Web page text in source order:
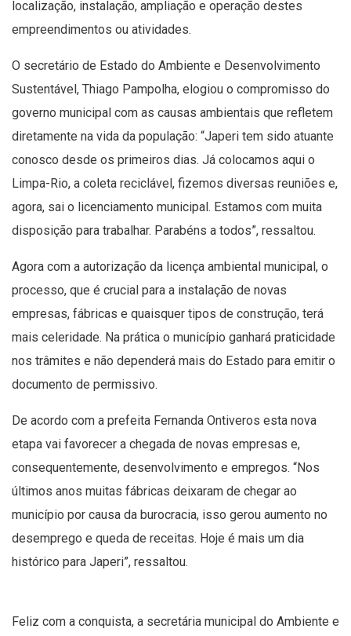
localização, instalação, ampliação e operação destes
empreendimentos ou atividades.
O secretário de Estado do Ambiente e Desenvolvimento
Sustentável, Thiago Pampolha, elogiou o compromisso do
governo municipal com as causas ambientais que refletem
diretamente na vida da população: “Japeri tem sido atuante
conosco desde os primeiros dias. Já colocamos aqui o
Limpa-Rio, a coleta reciclável, fizemos diversas reuniões e,
agora, sai o licenciamento municipal. Estamos com muita
disposição para trabalhar. Parabéns a todos”, ressaltou.
Agora com a autorização da licença ambiental municipal, o
processo, que é crucial para a instalação de novas
empresas, fábricas e quaisquer tipos de construção, terá
mais celeridade. Na prática o município ganhará praticidade
nos trâmites e não dependerá mais do Estado para emitir o
documento de permissivo.
De acordo com a prefeita Fernanda Ontiveros esta nova
etapa vai favorecer a chegada de novas empresas e,
consequentemente, desenvolvimento e empregos. “Nos
últimos anos muitas fábricas deixaram de chegar ao
município por causa da burocracia, isso gerou aumento no
desemprego e queda de receitas. Hoje é mais um dia
histórico para Japeri”, ressaltou.
Feliz com a conquista, a secretária municipal do Ambiente e